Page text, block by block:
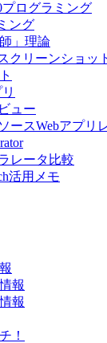
プログラミング
ング
」理論
クリーンショッ
ュー
ースWebアプリ
レータ比較
活用メモ
報
報
！